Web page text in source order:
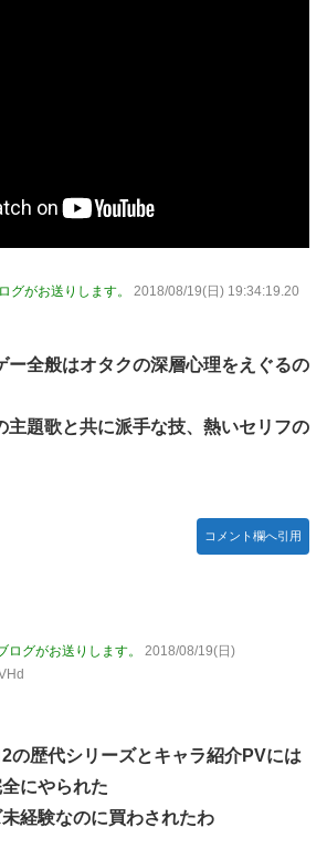
グがお送りします。
2018/08/19(日) 19:34:19.20
ー全般はオタクの深層心理をえぐるの
主題歌と共に派手な技、熱いセリフの
コメント欄へ引用
グがお送りします。
2018/08/19(日)
の歴代シリーズとキャラ紹介PVには
にやられた
経験なのに買わされたわ